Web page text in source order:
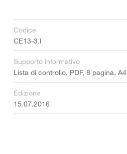
Codice
CE13-3.I
Supporto informativo
Lista di controllo, PDF, 8 pagina, A4
Edizione
15.07.2016